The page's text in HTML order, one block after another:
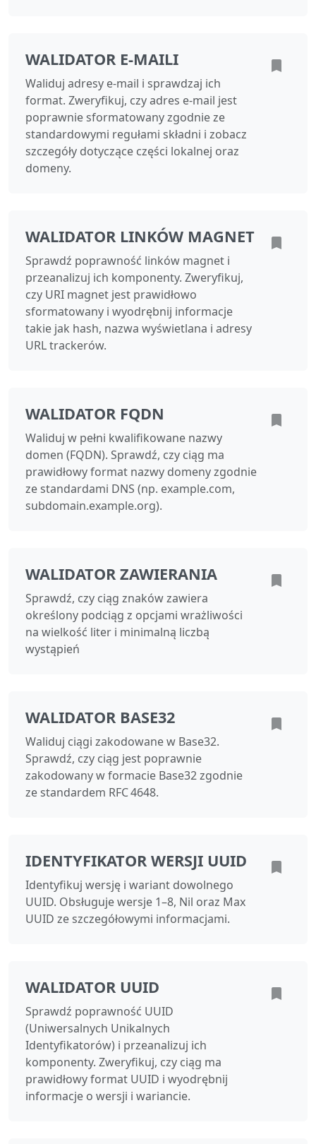
WALIDATOR E‑MAILI
Waliduj adresy e‑mail i sprawdzaj ich
format. Zweryfikuj, czy adres e‑mail jest
poprawnie sformatowany zgodnie ze
standardowymi regułami składni i zobacz
szczegóły dotyczące części lokalnej oraz
domeny.
WALIDATOR LINKÓW MAGNET
Sprawdź poprawność linków magnet i
przeanalizuj ich komponenty. Zweryfikuj,
czy URI magnet jest prawidłowo
sformatowany i wyodrębnij informacje
takie jak hash, nazwa wyświetlana i adresy
URL trackerów.
WALIDATOR FQDN
Waliduj w pełni kwalifikowane nazwy
domen (FQDN). Sprawdź, czy ciąg ma
prawidłowy format nazwy domeny zgodnie
ze standardami DNS (np. example.com,
subdomain.example.org).
WALIDATOR ZAWIERANIA
Sprawdź, czy ciąg znaków zawiera
określony podciąg z opcjami wrażliwości
na wielkość liter i minimalną liczbą
wystąpień
WALIDATOR BASE32
Waliduj ciągi zakodowane w Base32.
Sprawdź, czy ciąg jest poprawnie
zakodowany w formacie Base32 zgodnie
ze standardem RFC 4648.
IDENTYFIKATOR WERSJI UUID
Identyfikuj wersję i wariant dowolnego
UUID. Obsługuje wersje 1–8, Nil oraz Max
UUID ze szczegółowymi informacjami.
WALIDATOR UUID
Sprawdź poprawność UUID
(Uniwersalnych Unikalnych
Identyfikatorów) i przeanalizuj ich
komponenty. Zweryfikuj, czy ciąg ma
prawidłowy format UUID i wyodrębnij
informacje o wersji i wariancie.